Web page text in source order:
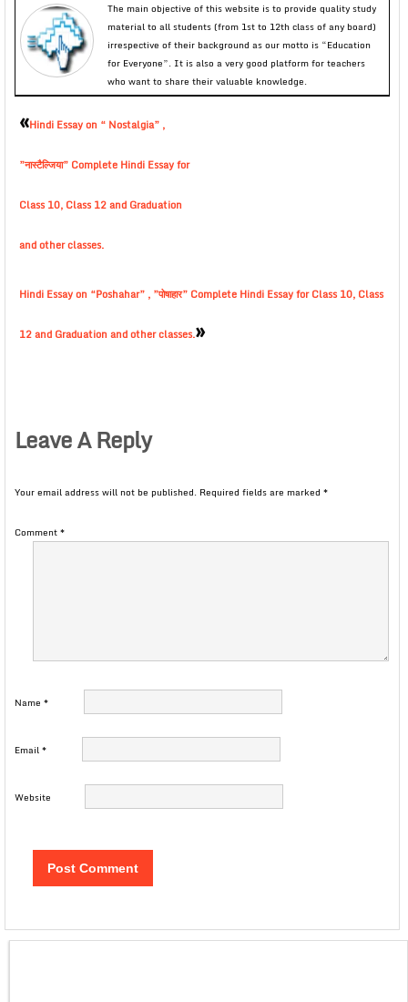
The main objective of this website is to provide quality study
material to all students (from 1st to 12th class of any board)
irrespective of their background as our motto is “Education
for Everyone”. It is also a very good platform for teachers
who want to share their valuable knowledge.
«Hindi Essay on “ Nostalgia” ,
”नास्टैल्जिया” Complete Hindi Essay for
Class 10, Class 12 and Graduation
and other classes.
Hindi Essay on “Poshahar” , ”पोषाहार” Complete Hindi Essay for Class 10, Class
12 and Graduation and other classes.»
Leave A Reply
Your email address will not be published. Required fields are marked *
Comment*
Name *
Email*
Website